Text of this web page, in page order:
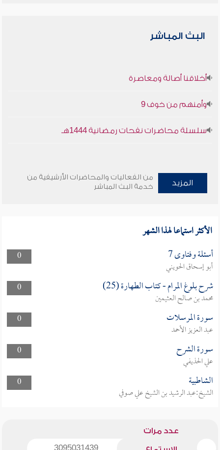
البث المباشر
أخلاقنا أصالة ومعاصرة
وأمنهم من خوف 9
سلسلة محاضرات نفحات رمضانية 1444هـ
المزيد
من الفعاليات والمحاضرات الأرشيفية من
خدمة البث المباشر
الأكثر استماعا لهذا الشهر
0 أسئلة وفتاوى 7
أبو إسحاق الحويني
0
شرح بلوغ المرام - كتاب الطهارة (25)
محمد بن صالح العثيمين
0
سورة المرسلات
عبد العزيز الأحمد
0
سورة الشرح
علي الحذيفي
0
الشاطبية
الشيخ:عبد الرشيد بن الشيخ علي صوفي
عدد مرات